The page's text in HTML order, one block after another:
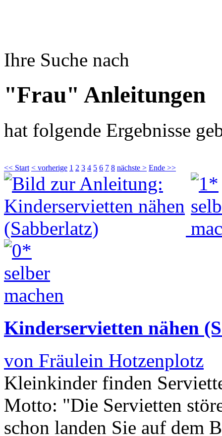
Ihre Suche nach
"Frau" Anleitungen
hat folgende Ergebnisse
<< Start < vorherige 1 2 3 4 5 6 7 8 nächste > Ende >>
Kinderservietten nähen
von Fräulein Hotzenplotz
Kleinkinder finden
Motto: "Die Servietten
schon landen Sie auf dem